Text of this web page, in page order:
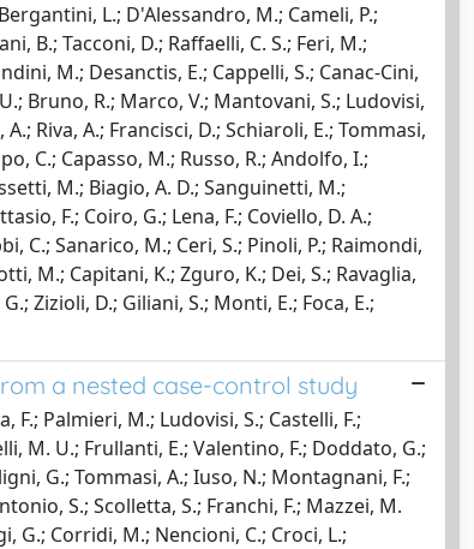
L.; D'Alessandro, M.; Cameli, P.;
B.; Tacconi, D.; Raffaelli, C. S.; Feri, M.;
M.; Desanctis, E.; Cappelli, S.; Canac-Cini,
Bruno, R.; Marco, V.; Mantovani, S.; Ludovisi,
Riva, A.; Francisci, D.; Schiaroli, E.; Tommasi,
C.; Capasso, M.; Russo, R.; Andolfo, I.;
M.; Biagio, A. D.; Sanguinetti, M.;
F.; Coiro, G.; Lena, F.; Coviello, D. A.;
C.; Sanarico, M.; Ceri, S.; Pinoli, P.; Raimondi,
M.; Capitani, K.; Zguro, K.; Dei, S.; Ravaglia,
Zizioli, D.; Giliani, S.; Monti, E.; Foca, E.;
a nested case-control study
F.; Palmieri, M.; Ludovisi, S.; Castelli, F.;
M. U.; Frullanti, E.; Valentino, F.; Doddato, G.;
G.; Tommasi, A.; Iuso, N.; Montagnani, F.;
S.; Scolletta, S.; Franchi, F.; Mazzei, M.
G.; Corridi, M.; Nencioni, C.; Croci, L.;